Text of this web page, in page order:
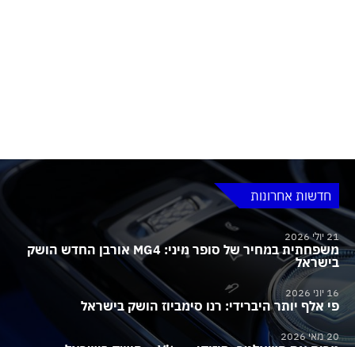
חדשות אחרונות
21 יולי 2026
משפחתית במחיר של סופר מיני: MG4 אורבן החדש הושק
בישראל
16 יוני 2026
פי אלף יותר היברידי: רנו סימביוז הושק בישראל
20 מאי 2026